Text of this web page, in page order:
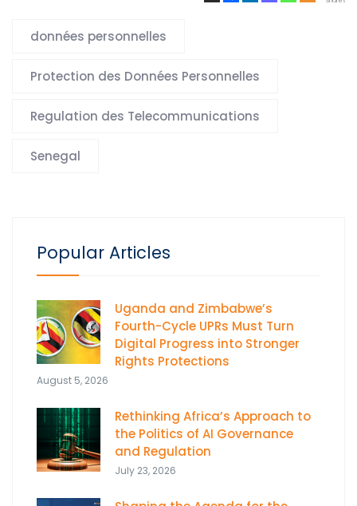
données personnelles
Protection des Données Personnelles
Regulation des Telecommunications
Senegal
Popular Articles
Uganda and Zimbabwe’s
Fourth-Cycle UPRs Must Turn
Digital Progress into Stronger
Rights Protections
August 5, 2026
Rethinking Africa’s Approach to
the Politics of AI Governance
and Regulation
July 23, 2026